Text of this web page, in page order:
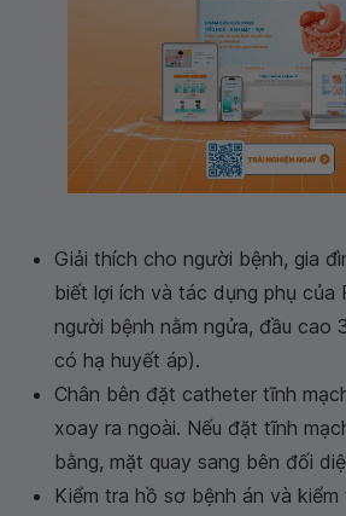
Giải thích cho người bệnh, gia
biết lợi ích và tác dụng phụ của
người bệnh nằm ngửa, đầu cao
có hạ huyết áp).
Chân bên đặt catheter tĩnh
xoay ra ngoài. Nếu đặt tĩnh
bằng, mặt quay sang bên đối
Kiểm tra hồ sơ bệnh án và kiểm